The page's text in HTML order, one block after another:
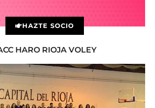
HAZTE SOCIO
HARO RIOJA VOLEY